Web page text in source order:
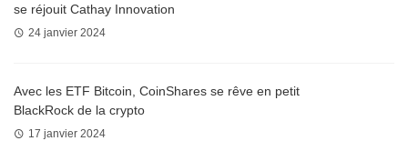
se réjouit Cathay Innovation
24 janvier 2024
Avec les ETF Bitcoin, CoinShares se rêve en petit
BlackRock de la crypto
17 janvier 2024